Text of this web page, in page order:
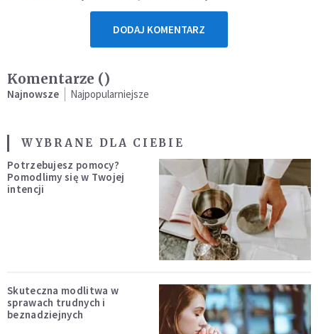
DODAJ KOMENTARZ
Komentarze ()
Najnowsze Najpopularniejsze
WYBRANE DLA CIEBIE
Potrzebujesz pomocy?
Pomodlimy się w Twojej
intencji
Skuteczna modlitwa w
sprawach trudnych i
beznadziejnych